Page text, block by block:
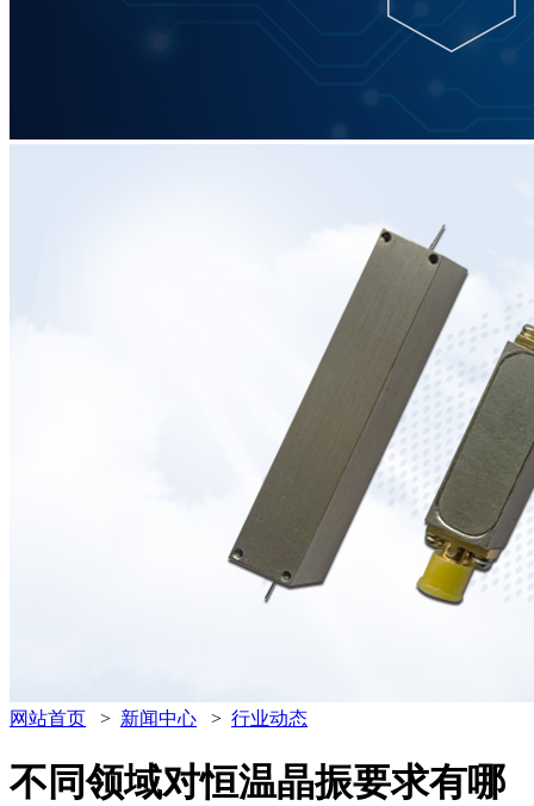
网站首页 > 新闻中心 > 行业动态
不同领域对恒温晶振要求有哪